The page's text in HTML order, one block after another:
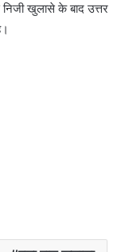
खुलासे के बाद उत्तर